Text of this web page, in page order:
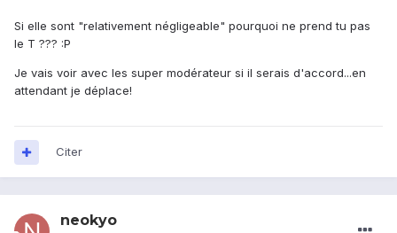
Si elle sont "relativement négligeable" pourquoi ne prend tu pas
le T ??? :P
Je vais voir avec les super modérateur si il serais d'accord...en
attendant je déplace!
Citer
neokyo